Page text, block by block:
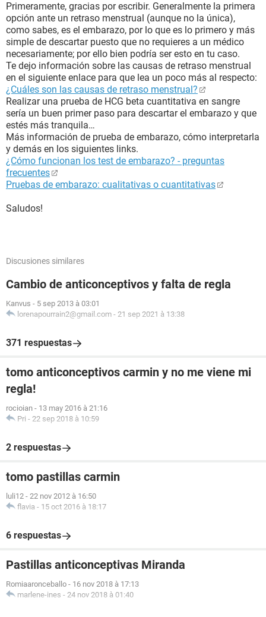
Primeramente, gracias por escribir. Generalmente la primera
opción ante un retraso menstrual (aunque no la única),
como sabes, es el embarazo, por lo que es lo primero y más
simple de descartar puesto que no requieres a un médico
necesariamente; por ello bien podría ser esto en tu caso.
Te dejo información sobre las causas de retraso menstrual
en el siguiente enlace para que lea un poco más al respecto:
¿Cuáles son las causas de retraso menstrual?
Realizar una prueba de HCG beta cuantitativa en sangre
sería un buen primer paso para descartar el embarazo y que
estés más tranquila…
Más información de prueba de embarazo, cómo interpretarla
y demás en los siguientes links.
¿Cómo funcionan los test de embarazo? - preguntas
frecuentes
Pruebas de embarazo: cualitativas o cuantitativas
Saludos!
Discusiones similares
Cambio de anticonceptivos y falta de regla
Kanvus - 5 sep 2013 à 03:01
lorenapourrain2@gmail.com - 21 sep 2021 à 13:38
371 respuestas
tomo anticonceptivos carmin y no me viene mi
regla!
rocioian - 13 may 2016 à 21:16
Pri - 22 sep 2018 à 10:59
2 respuestas
tomo pastillas carmin
luli12 - 22 nov 2012 à 16:50
flavia - 15 oct 2016 à 18:17
6 respuestas
Pastillas anticonceptivas Miranda
Romiaaronceballo - 16 nov 2018 à 17:13
marlene-ines - 24 nov 2018 à 01:40